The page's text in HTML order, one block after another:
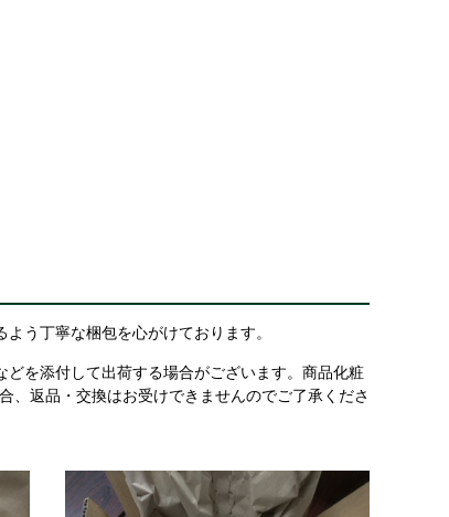
う丁寧な梱包を心がけております。
を添付して出荷する場合がございます。商品化粧
、返品・交換はお受けできませんのでご了承くださ